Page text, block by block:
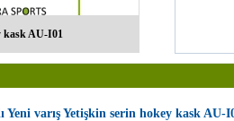
kask AU-I01
Yeni varış Yetişkin serin hokey kask AU-